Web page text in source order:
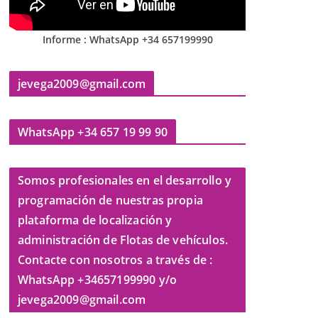
Informe : WhatsApp +34 657199990
jevega2009@gmail.com
WhatsApp +34 657 19 99 90
Somos profesionales en el desarrollo y
programación de nuestras propia
plataforma de localización y
administración de Flotas de vehículos.
Contacte con nosotros a través de :
WhatsApp +34657199990 y/o
jevega2009@gmail.com